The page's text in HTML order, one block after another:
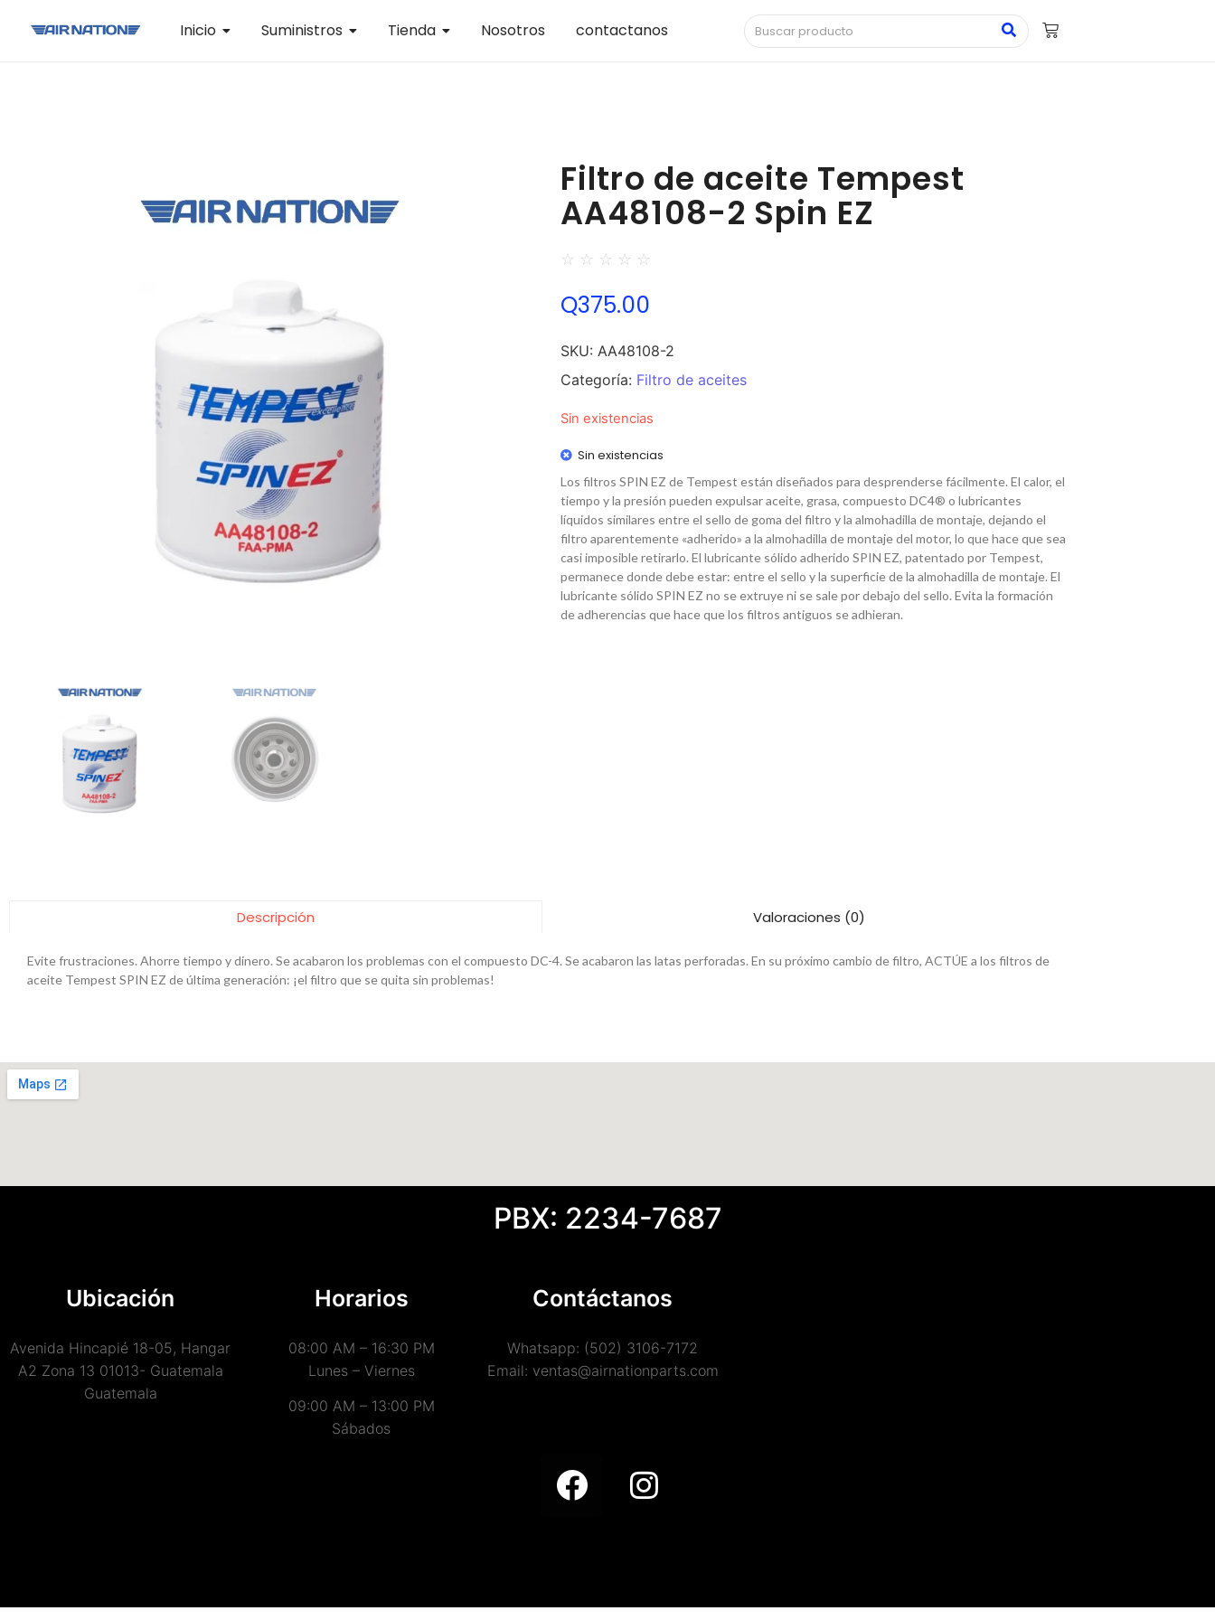
Inicio Suministros Tienda Nosotros contactanos
Filtro de aceite Tempest
AA48108-2 Spin EZ
☆ ☆ ☆ ☆ ☆
Q375.00
SKU: AA48108-2
Categoría: Filtro de aceites
Sin existencias
Sin existencias
Los filtros SPIN EZ de Tempest están diseñados para desprenderse fácilmente. El calor, el
tiempo y la presión pueden expulsar aceite, grasa, compuesto DC4® o lubricantes
líquidos similares entre el sello de goma del filtro y la almohadilla de montaje, dejando el
filtro aparentemente «adherido» a la almohadilla de montaje del motor, lo que hace que sea
casi imposible retirarlo. El lubricante sólido adherido SPIN EZ, patentado por Tempest,
permanece donde debe estar: entre el sello y la superficie de la almohadilla de montaje. El
lubricante sólido SPIN EZ no se extruye ni se sale por debajo del sello. Evita la formación
de adherencias que hace que los filtros antiguos se adhieran.
Descripción Valoraciones (0)
Evite frustraciones. Ahorre tiempo y dinero. Se acabaron los problemas con el compuesto DC-4. Se acabaron las latas perforadas. En su próximo cambio de filtro, ACTÚE a los filtros de
aceite Tempest SPIN EZ de última generación: ¡el filtro que se quita sin problemas!
PBX: 2234-7687
Ubicación
Avenida Hincapié 18-05, Hangar
A2 Zona 13 01013- Guatemala
Guatemala
Horarios
08:00 AM – 16:30 PM
Lunes – Viernes
09:00 AM – 13:00 PM
Sábados
Contáctanos
Whatsapp: (502) 3106-7172
Email: ventas@airnationparts.com